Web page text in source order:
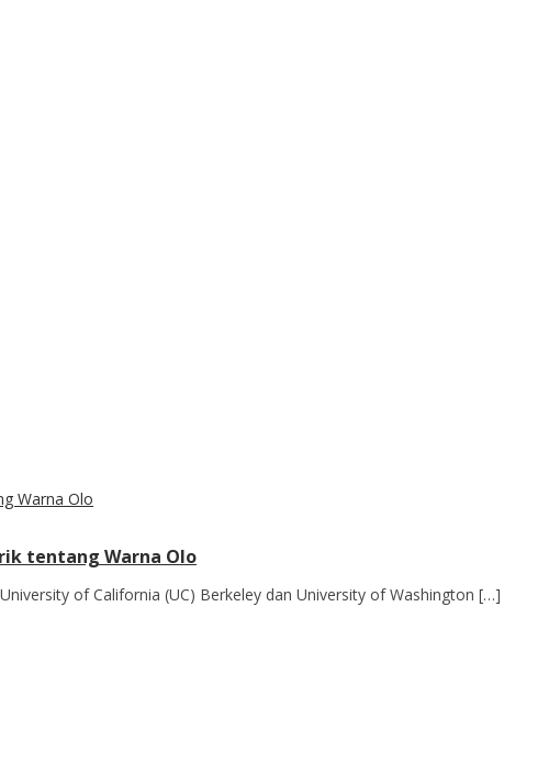
tentang Warna Olo
of California (UC) Berkeley dan University of Washington […]